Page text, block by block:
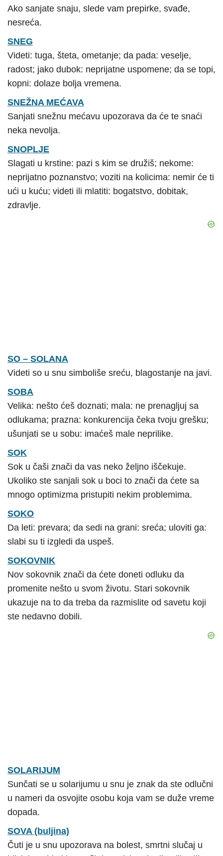
Ako sanjate snaju, slede vam prepirke, svađe,
nesreća.
SNEG
Videti: tuga, šteta, ometanje; da pada: veselje,
radost; jako dubok: neprijatne uspomene; da se topi,
kopni: dolaze bolja vremena.
SNEŽNA MEĆAVA
Sanjati snežnu mećavu upozorava da će te snaći
neka nevolja.
SNOPLJE
Slagati u krstine: pazi s kim se družiš; nekome:
neprijatno poznanstvo; voziti na kolicima: nemir će ti
ući u kuću; videti ili mlatiti: bogatstvo, dobitak,
zdravlje.
SO – SOLANA
Videti so u snu simboliše sreću, blagostanje na javi.
SOBA
Velika: nešto ćeš doznati; mala: ne prenagljuj sa
odlukama; prazna: konkurencija čeka tvoju grešku;
ušunjati se u sobu: imaćeš male neprilike.
SOK
Sok u čaši znači da vas neko željno iščekuje.
Ukoliko ste sanjali sok u boci to znači da ćete sa
mnogo optimizma pristupiti nekim problemima.
SOKO
Da leti: prevara; da sedi na grani: sreća; uloviti ga:
slabi su ti izgledi da uspeš.
SOKOVNIK
Nov sokovnik znači da ćete doneti odluku da
promenite nešto u svom životu. Stari sokovnik
ukazuje na to da treba da razmislite od savetu koji
ste nedavno dobili.
SOLARIJUM
Sunčati se u solarijumu u snu je znak da ste odlučni
u nameri da osvojite osobu koja vam se duže vreme
dopada.
SOVA (buljina)
Čuti je u snu upozorava na bolest, smrtni slučaj u